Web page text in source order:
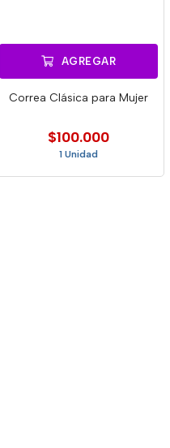
AGREGAR
Correa Clásica para Mujer
$100.000
1 Unidad